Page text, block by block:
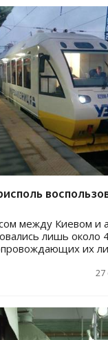
между Киевом и
лишь около
их
27